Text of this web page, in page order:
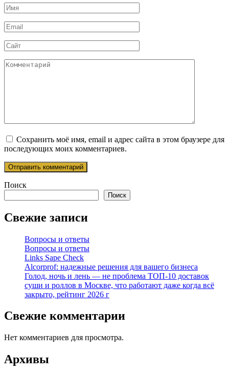
Имя
*
Email
*
Сайт
Комментарий
Сохранить моё имя, email и адрес сайта в этом браузере для
последующих моих комментариев.
Поиск
Поиск
Свежие записи
Вопросы и ответы
Вопросы и ответы
Links Sape Check
Alcorprof: надежные решения для вашего бизнеса
Голод, ночь и лень — не проблема ТОП-10 доставок
суши и роллов в Москве, что работают даже когда всё
закрыто, рейтинг 2026 г
Свежие комментарии
Нет комментариев для просмотра.
Архивы